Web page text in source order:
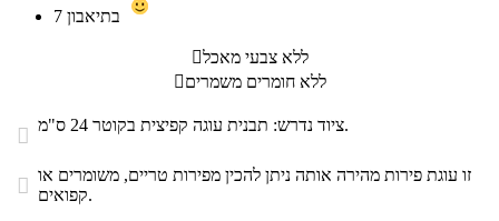
7
ללא צבעי מאכל
ללא חומרים משמרים
 ציוד נדרש: תבנית עוגה קפיצית בקוטר 24 ס"מ.
 זו עוגת פירות מהירה אותה ניתן להכין מפירות טריים, משומרים או
קפואים.